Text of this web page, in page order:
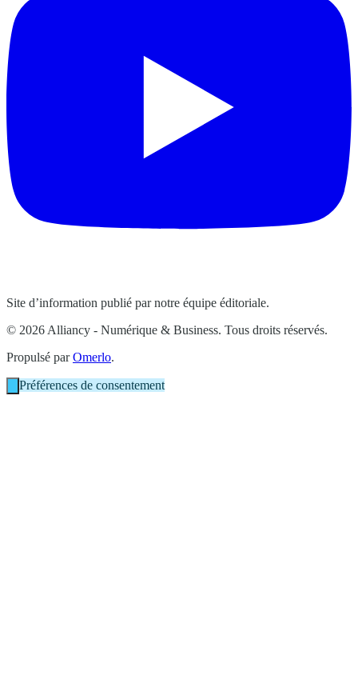
Site d’information publié par notre équipe éditoriale.
© 2026 Alliancy - Numérique & Business. Tous droits réservés.
Propulsé parOmerlo.
Préférences de consentement